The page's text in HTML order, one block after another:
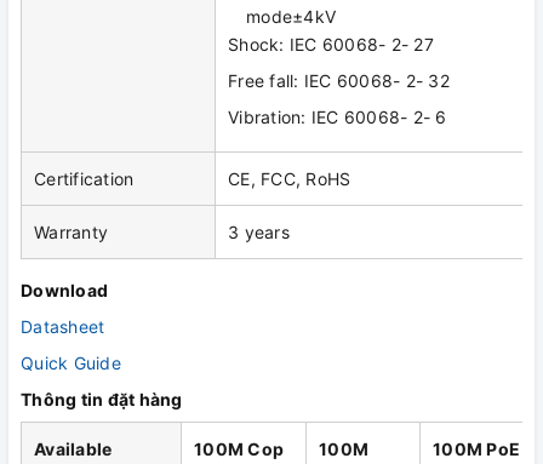
mode±4kV
Shock: IEC 60068- 2- 27
Free fall: IEC 60068- 2- 32
Vibration: IEC 60068- 2- 6
Certification CE, FCC, RoHS
Warranty 3 years
Download
Datasheet
Quick Guide
Thông tin đặt hàng
Available
100MCop
100M
100M PoE